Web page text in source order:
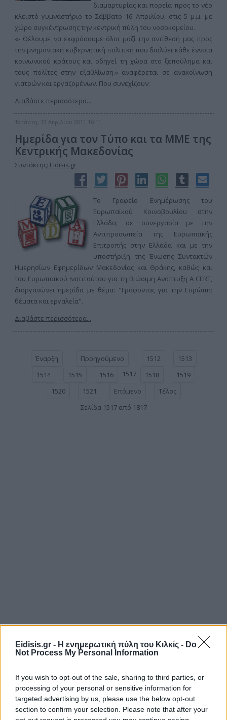
Eidisis.gr - Η ενημερωτική πύλη του Κιλκίς - Do
Not Process My Personal Information
If you wish to opt-out of the sale, sharing to third parties, or
processing of your personal or sensitive information for
targeted advertising by us, please use the below opt-out
section to confirm your selection. Please note that after your
διαμαρτυρίας και πορεία προς το νέο
κλειστό γυμναστήριο το Σάββατο 16 Απριλίου, στις 5 μ.μ. με
χώρο συγκέντρωσης την κεντρική πύλη του νοσοκομείου.
«- Θέλουμε να εκφράσουμε όλοι μαζί την αντίθεσή μας προς
την μνημονιακή κυβερνητική πολιτική που διαλύει κάθε έννοια
κοινωνικού κράτους και οδηγεί τη χώρα στο ξεπούλημα και
τους πολίτες στην εξαθλίωση.» αναφέρεται σε ανακοίνωση
γιατρών και εργαζομένων. Που συνεχίζουν:
Διαβάστε περισσότερα...
Τετάρτη, 13 Απριλίου 2011 16:11
Ημερίδα για τον Τύπο και τα ΜΜΕ της
Κεντρικής Μακεδονίας
Συντάκτης: Eidisis.gr
Το Γραφείο Ενημέρωσης του
Ευρωπαϊκού Κοινοβουλίου στην
Ελλάδα, σε συνεργασία με την
Αντιπροσωπεία της Ευρωπαϊκής
Επιτροπής στην Ελλάδα και με την
υποστήριξη της Ένωσης Συντακτών
Ημερησίων Εφημερίδων Μακεδονίας και Θράκης, καθώς και
του Ευρωπαϊκού Ινστιτούτου για τη Βιώσιμη Ανάπτυξη A CERT,
διοργανώνει ημερίδα με θέμα: "Γράφοντας για την Ευρώπη:
θέματα και εργαλεία".
Διαβάστε περισσότερα...
Έναρξη Προηγούμενο 1512
1513
1514
1515 1516 1517 1518
1519
1520
1521 Επόμενο
Τέλος
Σελίδα 1517 από 1817